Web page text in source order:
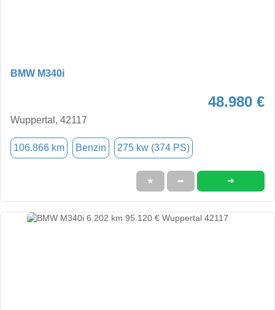
BMW M340i
48.980 €
Wuppertal, 42117
106.866 km Benzin 275 kw (374 PS)
★ ➦ ➜